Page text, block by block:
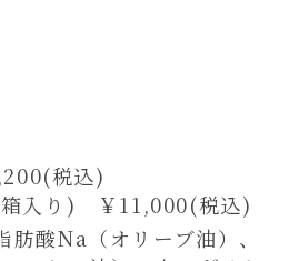
税込)
箱入り) ￥11,000(税込)
肪酸Na（オリーブ油）、